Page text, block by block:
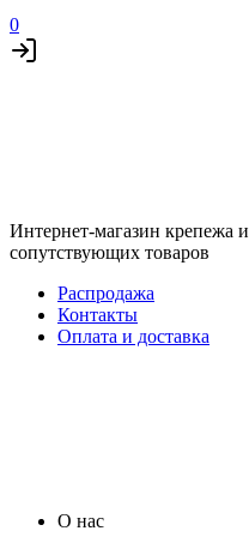
0
Интернет-магазин крепежа и
сопутствующих товаров
Распродажа
Контакты
Оплата и доставка
О нас